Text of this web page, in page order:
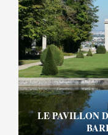
LE PAVILLON